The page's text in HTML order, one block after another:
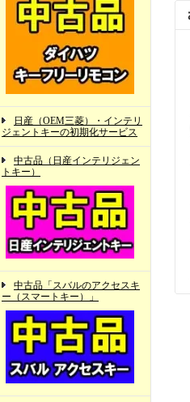
日産（OEM三菱）・インテリ
ジェントキーの初期化サービス
中古品（日産インテリジェン
トキー）
中古品「スバルのアクセスキ
ー（スマートキー）」